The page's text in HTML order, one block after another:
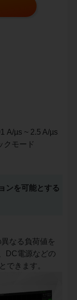
A/µs ~ 2.5 A/µs
クモード
ンを可能とする
なる負荷値を
DC電源などの
できます。